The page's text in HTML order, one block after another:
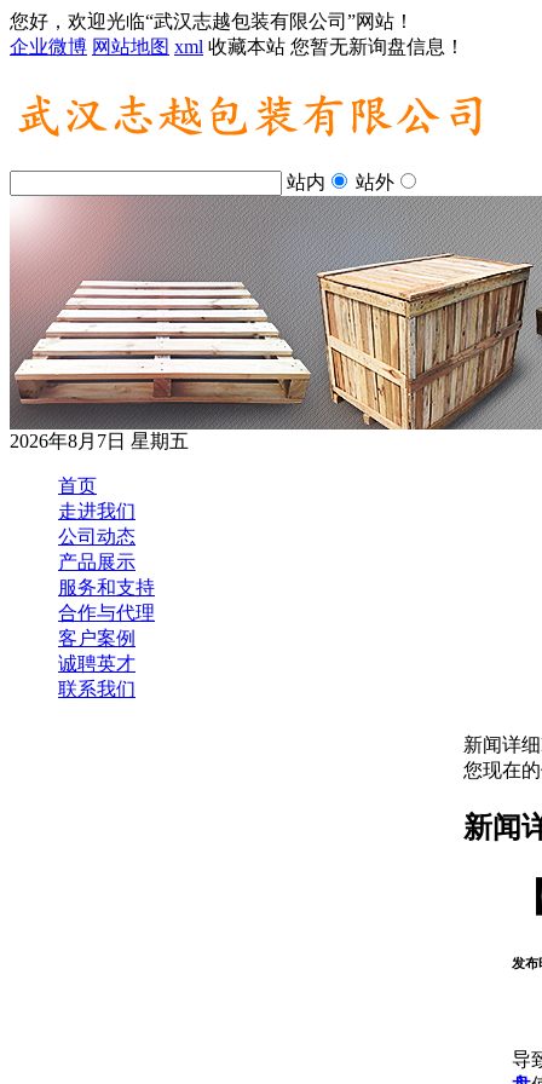
您好，欢迎光临“武汉志越包装有限公司”网站！
企业微博 网站地图 xml 收藏本站 您暂无新询盘信息！
站内 站外
2026年8月7日 星期五
首页
走进我们
公司动态
产品展示
服务和支持
合作与代理
客户案例
诚聘英才
联系我们
新闻详细
您现在的
新闻
发布
导